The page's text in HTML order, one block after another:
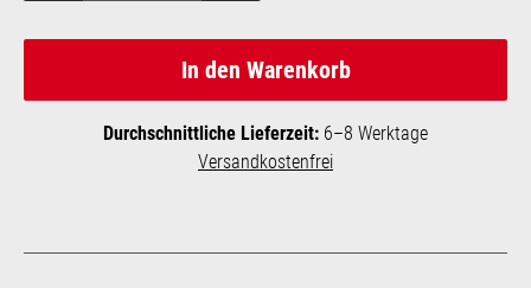
In den Warenkorb
Durchschnittliche Lieferzeit: 6–8 Werktage
Versandkostenfrei